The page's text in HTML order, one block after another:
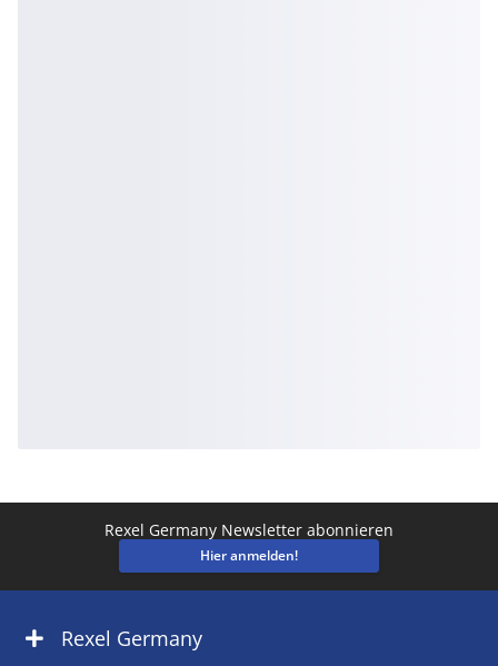
Rexel Germany Newsletter abonnieren
Hier anmelden!
Rexel Germany